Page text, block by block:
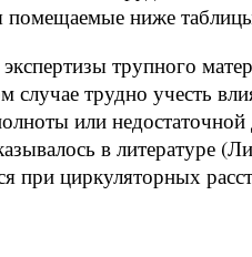
помещаемые ниже
трупного
случае трудно учесть
или
в литературе
при циркуляторных